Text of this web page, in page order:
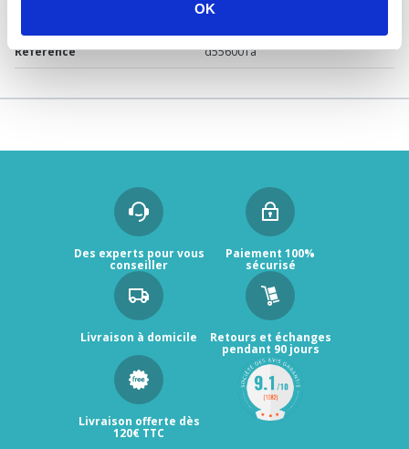
OK
Référence d556001a
Des experts pour vous
conseiller
Paiement 100%
sécurisé
Livraison à domicile Retours et échanges
pendant 90 jours
Livraison offerte dès
120€ TTC